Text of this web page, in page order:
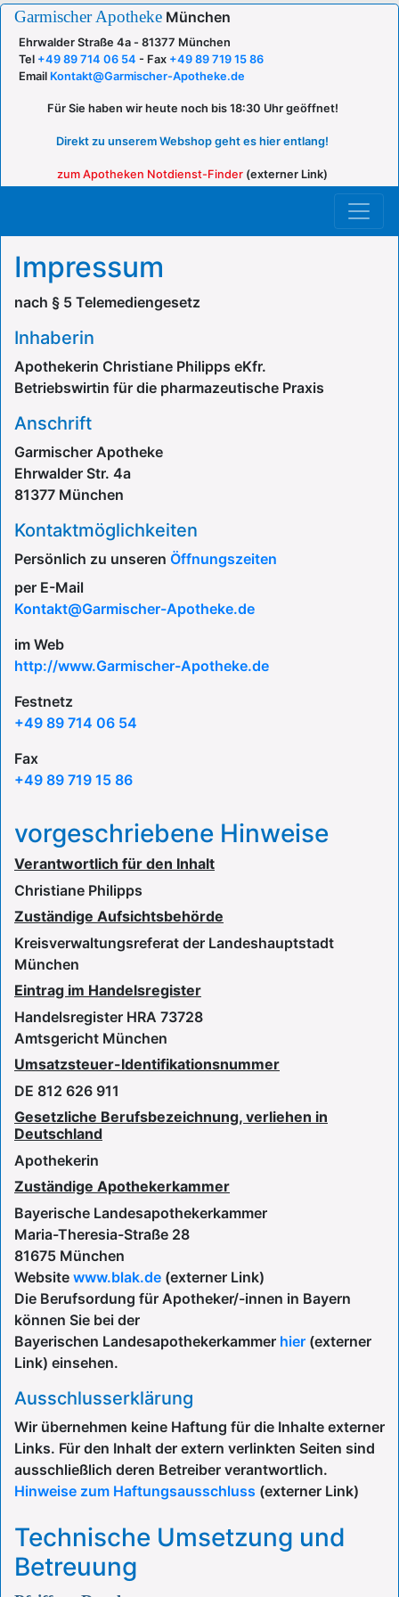
Garmischer Apotheke München
Ehrwalder Straße 4a - 81377 München
Tel +49 89 714 06 54 - Fax +49 89 719 15 86
Email Kontakt@Garmischer-Apotheke.de
Für Sie haben wir heute noch bis 18:30 Uhr geöffnet!
Direkt zu unserem Webshop geht es hier entlang!
zum Apotheken Notdienst-Finder (externer Link)
Impressum
nach § 5 Telemediengesetz
Inhaberin
Apothekerin Christiane Philipps eKfr.
Betriebswirtin für die pharmazeutische Praxis
Anschrift
Garmischer Apotheke
Ehrwalder Str. 4a
81377 München
Kontaktmöglichkeiten
Persönlich zu unseren Öffnungszeiten
per E-Mail
Kontakt@Garmischer-Apotheke.de
im Web
http://www.Garmischer-Apotheke.de
Festnetz
+49 89 714 06 54
Fax
+49 89 719 15 86
vorgeschriebene Hinweise
Verantwortlich für den Inhalt
Christiane Philipps
Zuständige Aufsichtsbehörde
Kreisverwaltungsreferat der Landeshauptstadt
München
Eintrag im Handelsregister
Handelsregister HRA 73728
Amtsgericht München
Umsatzsteuer-Identifikationsnummer
DE 812 626 911
Gesetzliche Berufsbezeichnung, verliehen in
Deutschland
Apothekerin
Zuständige Apothekerkammer
Bayerische Landesapothekerkammer
Maria-Theresia-Straße 28
81675 München
Website www.blak.de (externer Link)
Die Berufsordung für Apotheker/-innen in Bayern
können Sie bei der
Bayerischen Landesapothekerkammer hier (externer
Link) einsehen.
Ausschlusserklärung
Wir übernehmen keine Haftung für die Inhalte externer
Links. Für den Inhalt der extern verlinkten Seiten sind
ausschließlich deren Betreiber verantwortlich.
Hinweise zum Haftungsausschluss (externer Link)
Technische Umsetzung und
Betreuung